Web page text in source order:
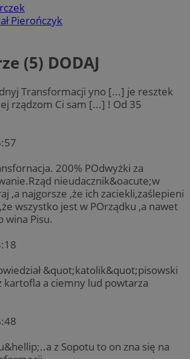
Pierończyk
(5) DODAJ
Transformacji yno [...] je resztek
rządzom Ci sam [...] ! Od 35
200% POdwyżki za
nieudacznik&oacute;w
,a najgorsze ,że ich zaciekli,zaślepieni
wszystko jest w POrządku ,a nawet
wina Pisu.
&quot;katolik&quot;pisowski
kartofla a ciemny lud powtarza
z Sopotu to on zna się na